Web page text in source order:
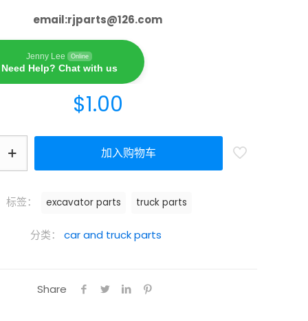
email:rjparts@126.com
Jenny Lee Online
Need Help? Chat with us
$1.00
加入购物车
分类： car and truck parts
标签： excavator parts truck parts
Share